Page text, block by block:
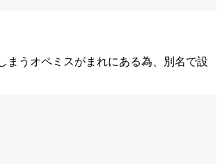
まうオペミスがまれにある為、別名で設